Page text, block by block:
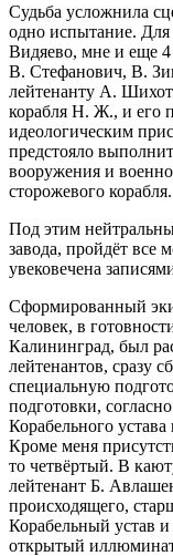
Судьба усложнила
одно испытание. Для
Видяево, мне и еще
В. Стефанович, В.
лейтенанту А.
корабля Н. Ж., и
идеологическим
предстояло
вооружения и
сторожевого корабля.
Под этим
завода, пройдёт все
увековечена
Сформированный
человек, в
Калининград, был
лейтенантов, сразу
специальную
подготовки,
Корабельного
Кроме меня
то четвёртый. В
лейтенант Б.
происходящего,
Корабельный устав
открытый